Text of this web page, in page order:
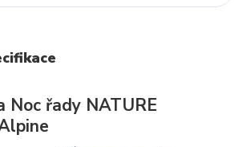
Noc řady NATURE